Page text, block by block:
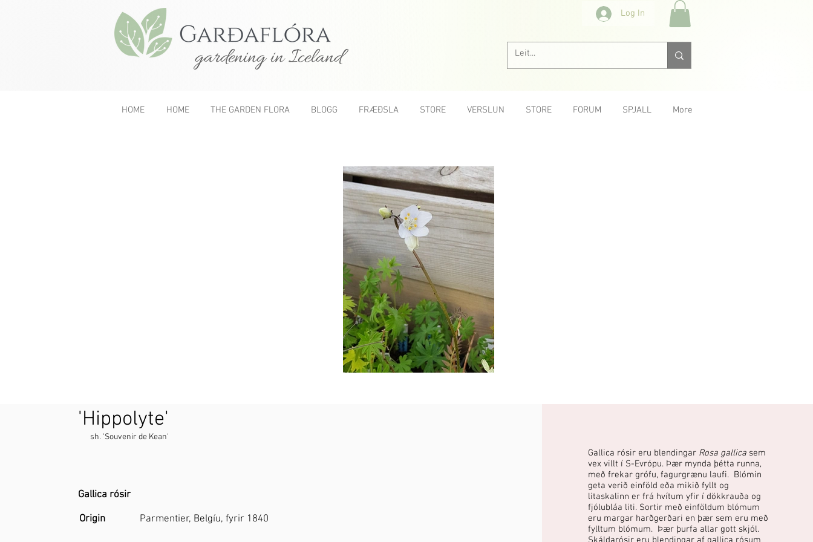
gardening in Iceland
Log In
HOME HOME THE GARDEN FLORA BLOGG FRÆÐSLA STORE VERSLUN STORE FORUM SPJALL More
'Hippolyte'
sh. 'Souvenir de Kean'
Gallica rósir
Origin
Parmentier, Belgíu, fyrir 1840
Gallica rósir eru blendingar Rosa gallica sem
vex villt í S-Evrópu. Þær mynda þétta runna,
með frekar grófu, fagurgrænu laufi. Blómin
geta verið einföld eða mikið fyllt og
litaskalinn er frá hvítum yfir í dökkrauða og
fjólubláa liti. Sortir með einföldum blómum
eru margar harðgerðari en þær sem eru með
fylltum blómum. Þær þurfa allar gott skjól.